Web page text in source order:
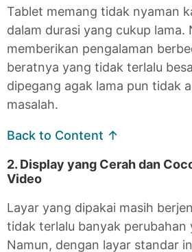
Tablet memang tidak nyaman
dalam durasi yang cukup lama.
memberikan pengalaman
beratnya yang tidak terlalu
dipegang agak lama pun tidak
masalah.
Back to Content ↑
2. Display yang Cerah dan
Video
Layar yang dipakai masih
tidak terlalu banyak perubahan
Namun, dengan layar standar